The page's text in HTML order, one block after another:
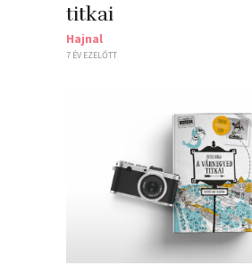
titkai
Hajnal
7 ÉV EZELŐTT